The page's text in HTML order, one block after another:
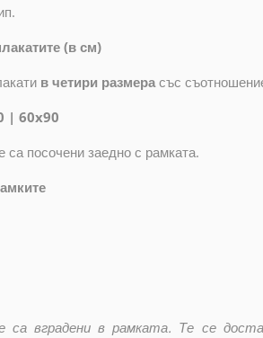
(в см)
в четири размера със
| 60x90
са посочени заедно с рамката.
са вградени в рамката. Те се